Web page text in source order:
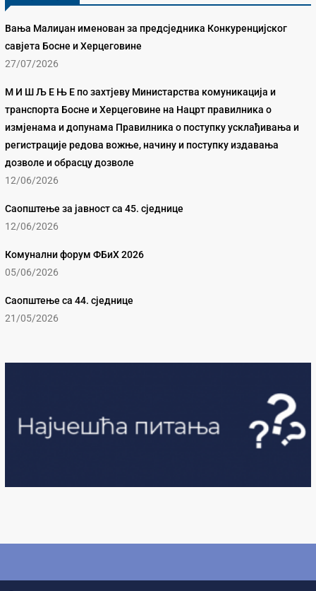
Вања Малиџан именован за предсједника Конкуренцијског
савјета Босне и Херцеговине
27/07/2026
М И Ш Љ Е Њ Е по захтјеву Министарства комуникација и
транспорта Босне и Херцеговине на Нацрт правилника о
измјенама и допунама Правилника о поступку усклађивања и
регистрације редова вожње, начину и поступку издавања
дозволе и обрасцу дозволе
12/06/2026
Саопштење за јавност са 45. сједнице
12/06/2026
Комунални форум ФБиХ 2026
05/06/2026
Саопштење са 44. сједнице
21/05/2026